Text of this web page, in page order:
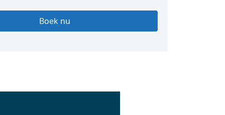
Boek nu